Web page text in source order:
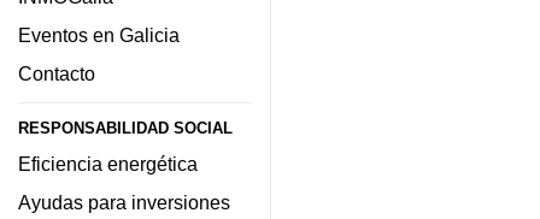
Eventos en Galicia
Contacto
RESPONSABILIDAD SOCIAL
Eficiencia energética
Ayudas para inversiones